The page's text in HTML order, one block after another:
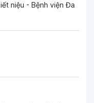
niệu - Bệnh viện Đa